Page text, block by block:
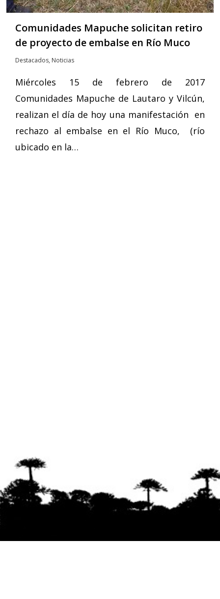
Comunidades Mapuche solicitan retiro
de proyecto de embalse en Río Muco
Destacados, Noticias
Miércoles 15 de febrero de 2017
Comunidades Mapuche de Lautaro y Vilcún,
realizan el día de hoy una manifestación en
rechazo al embalse en el Río Muco, (río
ubicado en la…